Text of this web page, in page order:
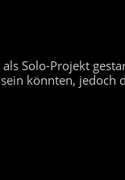
Solo-Projekt
sein könnten, jedoch